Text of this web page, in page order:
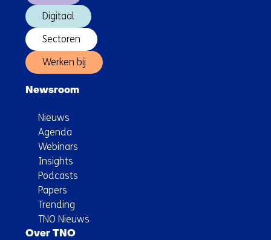
Digitaal
Sectoren
Werken bij
Newsroom
Nieuws
Agenda
Webinars
Insights
Podcasts
Papers
Trending
TNO Nieuws
Over TNO